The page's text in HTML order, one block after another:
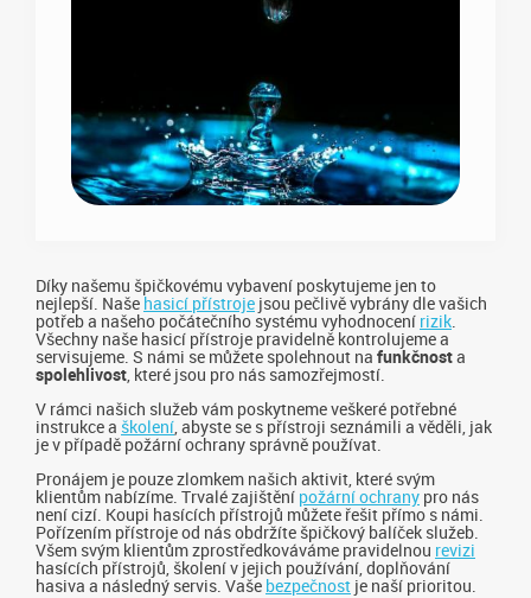
Díky našemu špičkovému vybavení poskytujeme jen to
nejlepší. Naše hasicí přístroje jsou pečlivě vybrány dle vašich
potřeb a našeho počátečního systému vyhodnocení rizik.
Všechny naše hasicí přístroje pravidelně kontrolujeme a
servisujeme. S námi se můžete spolehnout na funkčnosta
spolehlivost, které jsou pro nás samozřejmostí.
V rámci našich služeb vám poskytneme veškeré potřebné
instrukce a školení, abyste se s přístroji seznámili a věděli, jak
je v případě požární ochrany správně používat.
Pronájem je pouze zlomkem našich aktivit, které svým
klientům nabízíme. Trvalé zajištění požární ochrany pro nás
není cizí. Koupi hasících přístrojů můžete řešit přímo s námi.
Pořízením přístroje od nás obdržíte špičkový balíček služeb.
Všem svým klientům zprostředkováváme pravidelnou revizi
hasících přístrojů, školení v jejich používání, doplňování
hasiva a následný servis. Vaše bezpečnost je naší prioritou.